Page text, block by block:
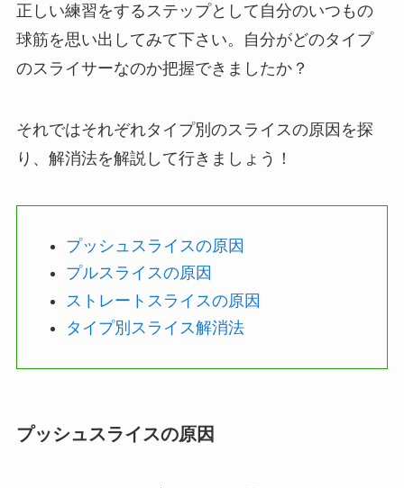
正しい練習をするステップとして自分のいつもの
球筋を思い出してみて下さい。自分がどのタイプ
のスライサーなのか把握できましたか？
それではそれぞれタイプ別のスライスの原因を探
り、解消法を解説して行きましょう！
プッシュスライスの原因
プルスライスの原因
ストレートスライスの原因
タイプ別スライス解消法
プッシュスライスの原因